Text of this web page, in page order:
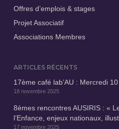
Offres d’emplois & stages
Projet Associatif
Associations Membres
ARTICLES RÉCENTS
17ème café lab’AU : Mercredi
18 novembre 2025
8èmes rencontres AUSIRIS : «
l’Enfance, enjeux nationaux,
17 novembre 2025